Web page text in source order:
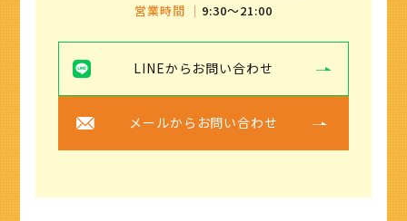
営業時間 ｜ 9:30〜21:00
LINEからお問い合わせ
メールからお問い合わせ